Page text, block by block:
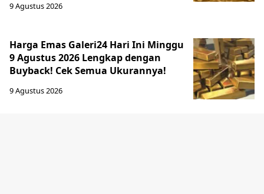
9 Agustus 2026
Harga Emas Galeri24 Hari Ini Minggu
9 Agustus 2026 Lengkap dengan
Buyback! Cek Semua Ukurannya!
9 Agustus 2026